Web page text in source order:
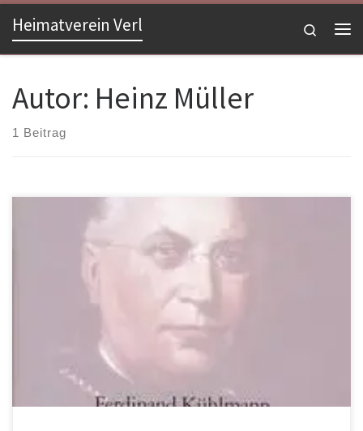
Zum Inhalt springen
Heimatverein Verl
Search
Autor: Heinz Müller
1 Beitrag